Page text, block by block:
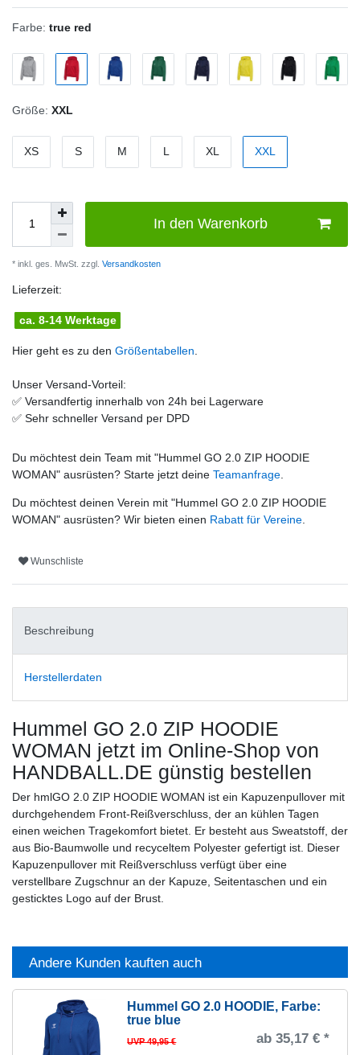
Farbe: true red
Größe: XXL
XS S M L XL XXL
In den Warenkorb
* inkl. ges. MwSt. zzgl. Versandkosten
Lieferzeit:
ca. 8-14 Werktage
Hier geht es zu den Größentabellen
Unser Versand-Vorteil:
✅ Versandfertig innerhalb von 24h bei Lagerware
✅ Sehr schneller Versand per DPD
Du möchtest dein Team mit "Hummel GO 2.0 ZIP HOODIE
WOMAN" ausrüsten? Starte jetzt deine Teamanfrage
Du möchtest deinen Verein mit "Hummel GO 2.0 ZIP HOODIE
WOMAN" ausrüsten? Wir bieten einen Rabatt für Vereine
Wunschliste
Beschreibung
Herstellerdaten
Hummel GO 2.0 ZIP HOODIE
WOMAN jetzt im Online-Shop von
HANDBALL.DE günstig bestellen
Der hmlGO 2.0 ZIP HOODIE WOMAN ist ein Kapuzenpullover mit
durchgehendem Front-Reißverschluss, der an kühlen Tagen
einen weichen Tragekomfort bietet. Er besteht aus Sweatstoff, der
aus Bio-Baumwolle und recyceltem Polyester gefertigt ist. Dieser
Kapuzenpullover mit Reißverschluss verfügt über eine
verstellbare Zugschnur an der Kapuze, Seitentaschen und ein
gesticktes Logo auf der Brust.
Andere Kunden kauften auch
Hummel GO 2.0 HOODIE, Farbe:
true blue
UVP 49,95 € ab 35,17 € *